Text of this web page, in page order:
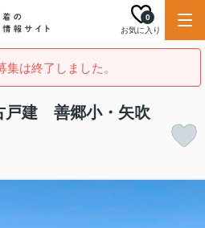
お気に入り
0
集は終了しました。
建 善郷小・矢吹